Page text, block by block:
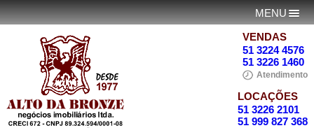
MENU
VENDAS
51 3224 4576
51 3226 1460
Atendimento
LOCAÇÕES
51 3226 2101
51 999 827 368